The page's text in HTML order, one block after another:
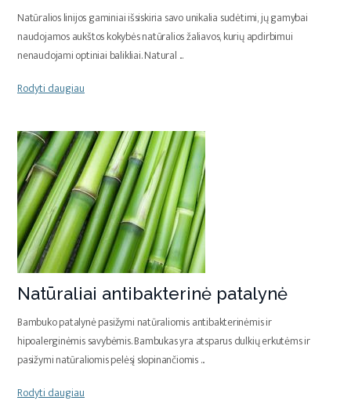
Natūralios linijos gaminiai išsiskiria savo unikalia sudėtimi, jų gamybai
naudojamos aukštos kokybės natūralios žaliavos, kurių apdirbimui
nenaudojami optiniai balikliai. Natural ...
Rodyti daugiau
Natūraliai antibakterinė patalynė
Bambuko patalynė pasižymi natūraliomis antibakterinėmis ir
hipoalerginėmis savybėmis. Bambukas yra atsparus dulkių erkutėms ir
pasižymi natūraliomis pelėsį slopinančiomis...
Rodyti daugiau